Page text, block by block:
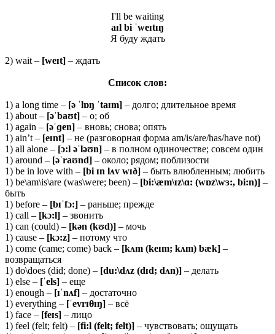
I'll be waiting
aɪl bi ˈweɪtɪŋ
Я буду ждать
2) wait – [weɪt] – ждать
Список слов:
1) a long time – [ə ˈlɒŋ ˈtaɪm] – долго; длительное время
1) about – [əˈbaʊt] – о; об
1) again – [əˈɡen] – вновь; снова; опять
1) ain’t – [eɪnt] – не (разговорная форма am/is/are/has/have not)
1) all alone – [ɔ:l əˈləʊn] – в полном одиночестве; совсем один
1) around – [əˈraʊnd] – около; рядом; поблизости
1) be in love with – [bi ɪn lʌv wɪð] – быть влюбленным; любить
1) be\am\is\are (was\were; been) – [bi:\æm\ɪz\ɑ: (wɒz\wɜ:, bi:n)] –
быть
1) before – [bɪˈfɔ:] – раньше; прежде
1) call – [kɔ:l] – звонить
1) can (could) – [kən (kʊd)] – мочь
1) cause – [kɔ:z] – потому что
1) come (came; come) back – [kʌm (keɪm; kʌm) bæk] –
возвращаться
1) do\does (did; done) – [du:\dʌz (dɪd; dʌn)] – делать
1) else – [ˈels] – еще
1) enough – [ɪˈnʌf] – достаточно
1) everything – [ˈevrɪθɪŋ] – всё
1) face – [feɪs] – лицо
1) feel (felt; felt) – [fi:l (felt; felt)] – чувствовать; ощущать